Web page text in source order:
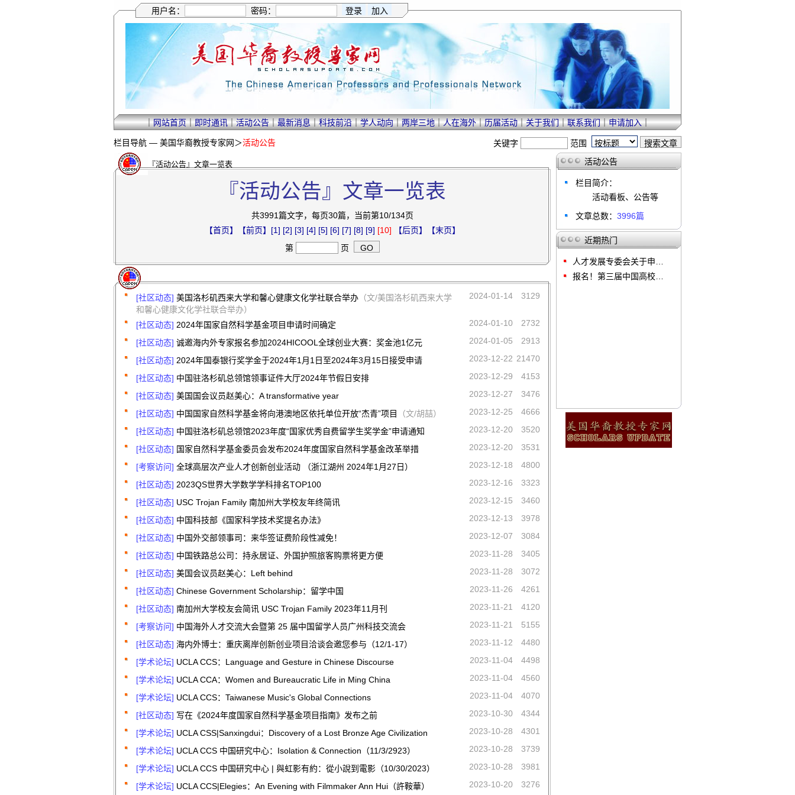
用户名： 密码：
｜网站首页｜即时通讯｜活动公告｜最新消息｜科技前沿｜学人动向｜两岸三地｜人在海外｜历届活动｜关于我们｜联系我们｜申请加入｜
栏目导航 — 美国华裔教授专家网＞活动公告 关键字 范围
『活动公告』文章一览表
『活动公告』文章一览表
共3991篇文字，每页30篇，当前第10/134页
【首页】
【前页】 [1] [2] [3] [4] [5] [6] [7] [8] [9] [10] 【后页】
【末页】
第
页
[社区动态] 美国洛杉矶西来大学和馨心健康文化学社联合举办 （文/美国洛杉矶西来大学
和馨心健康文化学社联合举办）
2024-01-14 3129
[社区动态] 2024年国家自然科学基金项目申请时间确定 2024-01-10 2732
[社区动态] 诚邀海内外专家报名参加2024HICOOL全球创业大赛：奖金池1亿元 2024-01-05 2913
[社区动态] 2024年国泰银行奖学金于2024年1月1日至2024年3月15日接受申请 2023-12-22 21470
[社区动态] 中国驻洛杉矶总领馆领事证件大厅2024年节假日安排 2023-12-29 4153
[社区动态] 美国国会议员赵美心：A transformative year 2023-12-27 3476
[社区动态] 中国国家自然科学基金将向港澳地区依托单位开放“杰青”项目 （文/胡喆） 2023-12-25 4666
[社区动态] 中国驻洛杉矶总领馆2023年度“国家优秀自费留学生奖学金”申请通知 2023-12-20 3520
[社区动态] 国家自然科学基金委员会发布2024年度国家自然科学基金改革举措 2023-12-20 3531
[考察访问] 全球高层次产业人才创新创业活动 （浙江湖州 2024年1月27日） 2023-12-18 4800
[社区动态] 2023QS世界大学数学学科排名TOP100 2023-12-16 3323
[社区动态] USC Trojan Family 南加州大学校友年终简讯 2023-12-15 3460
[社区动态] 中国科技部《国家科学技术奖提名办法》 2023-12-13 3978
[社区动态] 中国外交部领事司：来华签证费阶段性减免！ 2023-12-07 3084
[社区动态] 中国铁路总公司：持永居证、外国护照旅客购票将更方便 2023-11-28 3405
[社区动态] 美国会议员赵美心：Left behind 2023-11-28 3072
[社区动态] Chinese Government Scholarship：留学中国 2023-11-26 4261
[社区动态] 南加州大学校友会简讯 USC Trojan Family 2023年11月刊 2023-11-21 4120
[考察访问] 中国海外人才交流大会暨第 25 届中国留学人员广州科技交流会 2023-11-21 5155
[社区动态] 海内外博士：重庆离岸创新创业项目洽谈会邀您参与（12/1-17） 2023-11-12 4480
[学术论坛] UCLA CCS：Language and Gesture in Chinese Discourse 2023-11-04 4498
[学术论坛] UCLA CCA：Women and Bureaucratic Life in Ming China 2023-11-04 4560
[学术论坛] UCLA CCS：Taiwanese Music's Global Connections 2023-11-04 4070
[社区动态] 写在《2024年度国家自然科学基金项目指南》发布之前 2023-10-30 4344
[学术论坛] UCLA CSS|Sanxingdui：Discovery of a Lost Bronze Age Civilization 2023-10-28 4301
[学术论坛] UCLA CCS 中国研究中心：Isolation & Connection（11/3/2923） 2023-10-28 3739
[学术论坛] UCLA CCS 中国研究中心 | 與虹影有約：從小說到電影（10/30/2023） 2023-10-28 3981
[学术论坛] UCLA CCS|Elegies：An Evening with Filmmaker Ann Hui（許鞍華） 2023-10-20 3276
活动公告
栏目简介：
活动看板、公告等
文章总数： 3996篇
近期热门
人才发展专委会关于申…
报名！第三届中国高校…